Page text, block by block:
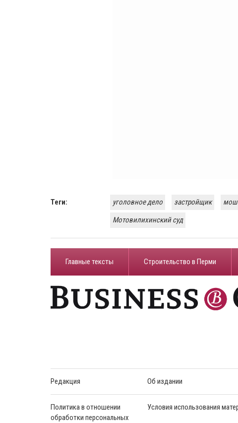
Теги: уголовное дело застройщик
Мотовилихинский суд
Главные тексты Строительство в Перми
Редакция Об издании
Политика в отношении
обработки персональных
Условия использования